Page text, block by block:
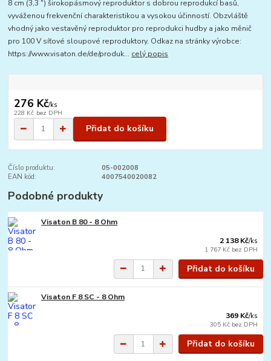
8 cm (3,3 ") širokopásmový reproduktor s dobrou reprodukcí basů,
vyváženou frekvenční charakteristikou a vysokou účinností. Obzvláště
vhodný jako vestavěný reproduktor pro reprodukci hudby a jako měnič
pro 100 V síťové sloupové reproduktory. Odkaz na stránky výrobce:
https://www.visaton.de/de/produk... celý popis
276 Kč/ks
228 Kč bez DPH
Přidat do košíku
Číslo produktu:
05-002008
EAN kód:
4007540020082
Podobné produkty
Visaton B 80 - 8 Ohm
2 138 Kč/ks
1 767 Kč bez DPH
Přidat do košíku
Visaton F 8 SC - 8 Ohm
369 Kč/ks
305 Kč bez DPH
Přidat do košíku